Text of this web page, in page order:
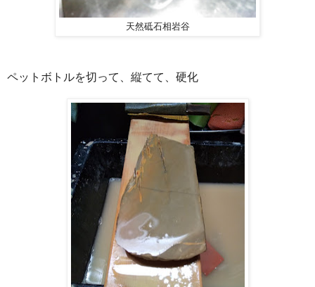
天然砥石相岩谷
ペットボトルを切って、縦てて、硬化